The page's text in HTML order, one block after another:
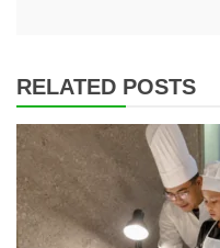
RELATED POSTS